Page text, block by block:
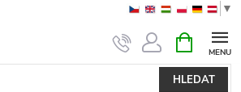
▼
HLEDAT
NÁKUPNÍ
KOŠÍK